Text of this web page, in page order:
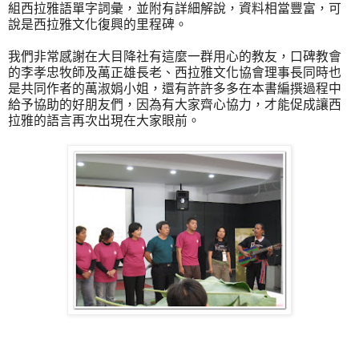
組西拉雅語單字詞彙，並附有詳細解說，資料相當豐富，可
說是西拉雅文化復興的里程碑。
我們非常感謝在大目降社有這麼一群用心的教友，口碑教會
的李孝忠牧師及萬正雄長老、西拉雅文化協會理事長同時也
是共同作者的萬淑娟小姐，還有許許多多在本書編撰過程中
給予協助的好朋友們，因為有大家齊心協力，才能促成讓西
拉雅的語言再次出現在大家眼前。